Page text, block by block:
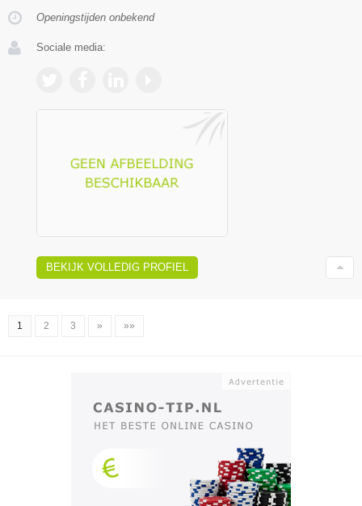
Openingstijden onbekend
Sociale media:
BEKIJK VOLLEDIG PROFIEL
1 2 3 » »»